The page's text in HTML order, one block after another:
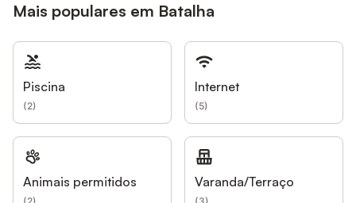
Mais populares em Batalha
Piscina
(2)
Internet
(5)
Animais permitidos Varanda/Terraço